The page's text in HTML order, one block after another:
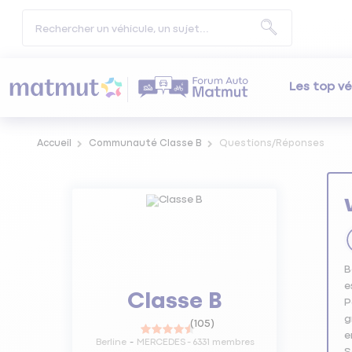
Les top
Accueil Communauté Classe B Questions/Réponses
Classe B
(105)
Berline MERCEDES - 6331 membres